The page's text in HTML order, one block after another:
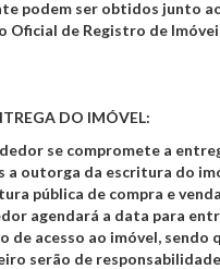
podem ser obtidos junto
Oficial de Registro de
DO IMÓVEL:
se compromete a
a outorga da escritura do
pública de compra e
agendará a data para
de acesso ao imóvel, sendo
serão de